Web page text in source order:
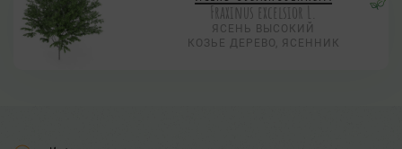
Fraxinus excelsior L.
ЯСЕНЬ ВЫСОКИЙ
КОЗЬЕ ДЕРЕВО, ЯСЕННИК